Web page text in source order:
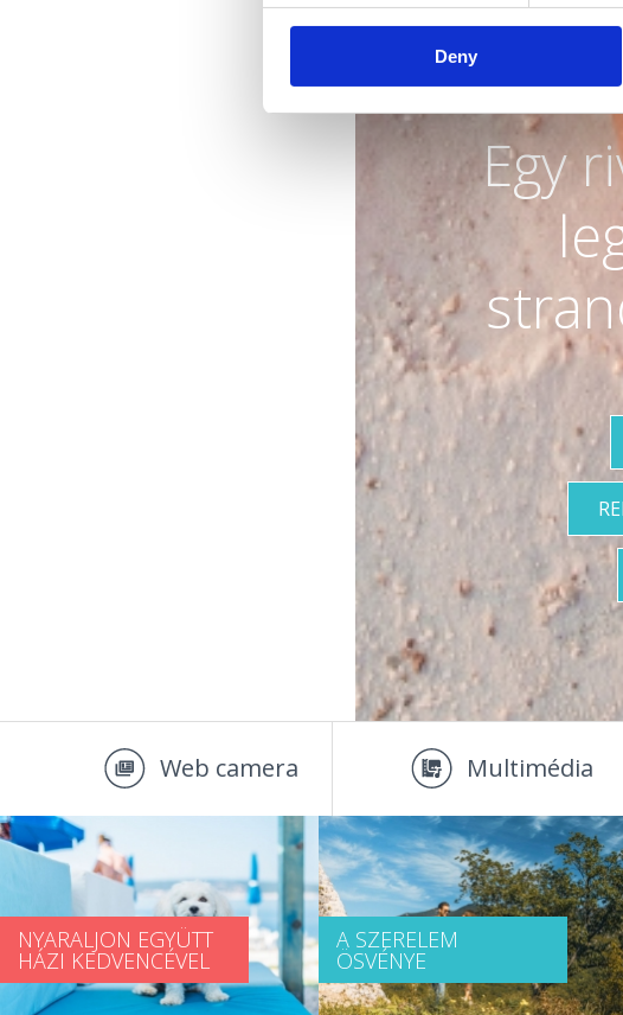
Deny
Egy
Web camera Multimédia
NYARALJON EGYÜTT
HÁZI KEDVENCÉVEL
A SZERELEM
ÖSVÉNYE